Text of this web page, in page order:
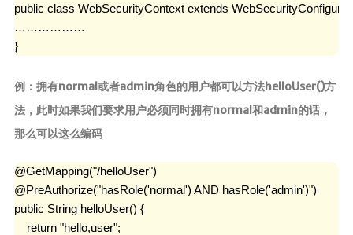
public class WebSecurityContext extends
………………
}
例：拥有normal或者admin角色的用户都可以方法helloUser()方
法，此时如果我们要求用户必须同时拥有normal和admin的话，
那么可以这么编码
@GetMapping("/helloUser")
@PreAuthorize("hasRole('normal') AND hasRole('admin')")
public String helloUser() {
    return "hello,user";